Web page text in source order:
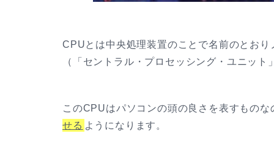
CPUとは中央処理装置のことで名前のとお
（「セントラル・プロセッシング・ユニット
このCPUはパソコンの頭の良さを表すものな
せる ようになります。